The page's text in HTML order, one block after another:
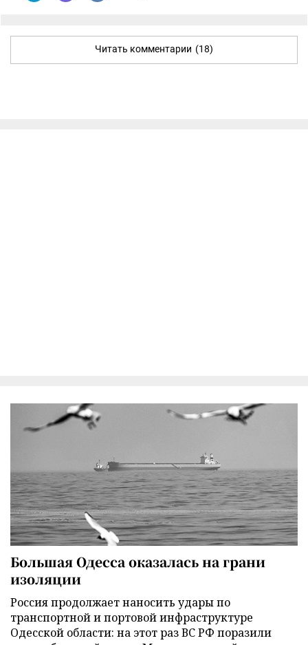
Читать комментарии (18)
Большая Одесса оказалась на грани
изоляции
Россия продолжает наносить удары по
транспортной и портовой инфраструктуре
Одесской области: на этот раз ВС РФ поразили